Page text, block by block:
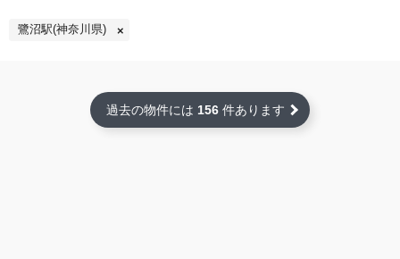
鷺沼駅(神奈川県)
過去の物件には 156 件あります